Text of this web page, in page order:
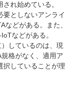
れ始めている。
としないアンライ
などがある。また、
などがある。
しているのは、現
格がなく、適用ア
択していることが理